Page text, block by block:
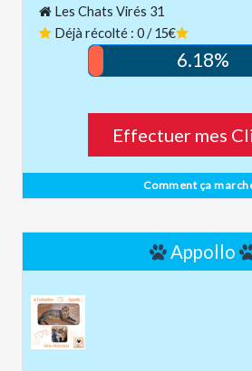
Les Chats Virés 31
Déjà récolté : 0 / 15€
6.18%
Effectuer mes
Comment ça
Appollo